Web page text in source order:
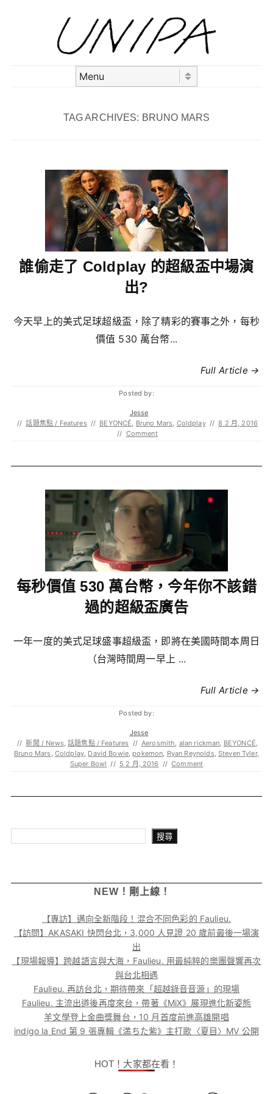
TAG ARCHIVES: BRUNO MARS
誰偷走了 Coldplay 的超級盃中場演
出?
今天早上的美式足球超級盃，除了精彩的賽事之外，每秒
價值 530 萬台幣...
Full Article →
Posted by:
Jesse
// 話題焦點 / Features // BEYONCÉ, Bruno Mars, Coldplay // 8 2 月, 2016
// Comment
每秒價值 530 萬台幣，今年你不該錯
過的超級盃廣告
一年一度的美式足球盛事超級盃，即將在美國時間本周日
（台灣時間周一早上 ...
Full Article →
Posted by:
Jesse
// 新聞 / News,話題焦點 / Features // Aerosmith, alan rickman, BEYONCÉ,
Bruno Mars , Coldplay, David Bowie, pokemon, Ryan Reynolds, Steven Tyler,
Super Bowl // 5 2 月, 2016 // Comment
搜尋
NEW！剛上線！
【專訪】邁向全新階段！混合不同色彩的 Faulieu.
【訪問】AKASAKI 快閃台北，3,000 人見證 20 歲前最後一場演
出
【現場報導】跨越語言與大海，Faulieu. 用最純粹的樂團聲響再次
與台北相遇
Faulieu. 再訪台北，期待帶來「超越錄音音源」的現場
Faulieu. 主流出道後再度來台，帶著《MiX》展現進化新姿態
羊文學登上金曲獎舞台，10 月首度前進高雄開唱
indigo la End 第 9 張專輯《満ちた紫》主打歌〈夏目〉MV 公開
HOT！大家都在看！